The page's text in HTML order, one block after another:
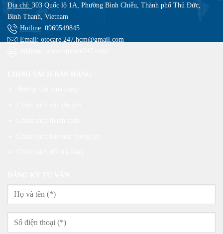
Địa chỉ: 303 Quốc lộ 1A, Phường Bình Chiểu, Thành phố Thủ Đức,
Binh Thanh, Vietnam
Hotline: 0969549845
Email: otocare.247.hcm@gmail.com